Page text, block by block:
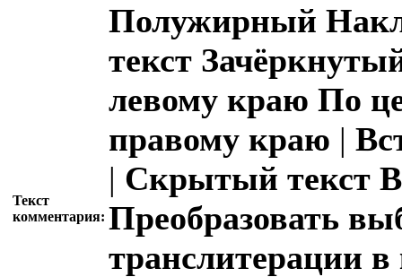
Текст
комментария:
Полужирный
текст
левому краю По
правому краю |
| Скрытый текст
Преобразовать
транслитерации